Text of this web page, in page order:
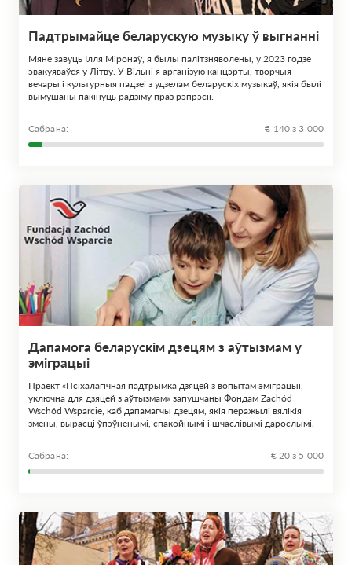
Падтрымайце беларускую музыку ў выгнанні
Мяне завуць Ілля Міронаў, я былы палітзняволены, у 2023 годзе
эвакуяваўся у Літву. У Вільні я арганізую канцэрты, творчыя
вечары і культурныя падзеі з удзелам беларускіх музыкаў, якія былі
вымушаны пакінуць радзіму праз рэпрэсіі.
Сабрана: € 140 з 3 000
Дапамога беларускім дзецям з аўтызмам у
эміграцыі
Праект «Псіхалагічная падтрымка дзяцей з вопытам эміграцыі,
уключна для дзяцей з аўтызмам» запушчаны Фондам Zachód
Wschód Wsparcie, каб дапамагчы дзецям, якія перажылі вялікія
змены, вырасці ўпэўненымі, спакойнымі і шчаслівымі дарослымі.
Сабрана: € 20 з 5 000